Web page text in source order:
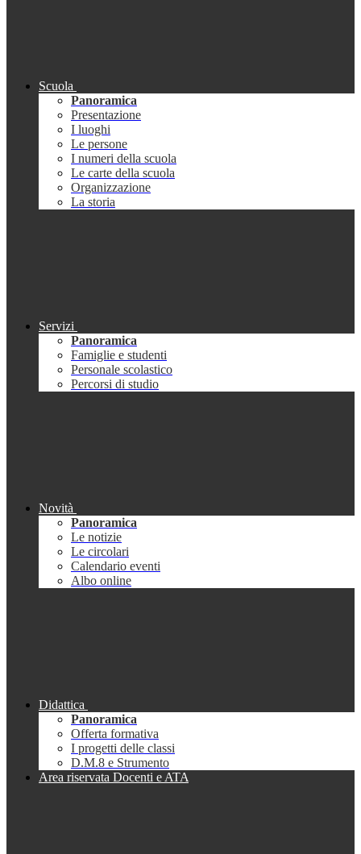
Scuola
Panoramica
Presentazione
I luoghi
Le persone
I numeri della scuola
Le carte della scuola
Organizzazione
La storia
Servizi
Panoramica
Famiglie e studenti
Personale scolastico
Percorsi di studio
Novità
Panoramica
Le notizie
Le circolari
Calendario eventi
Albo online
Didattica
Panoramica
Offerta formativa
I progetti delle classi
D.M.8 e Strumento
Area riservata Docenti e ATA